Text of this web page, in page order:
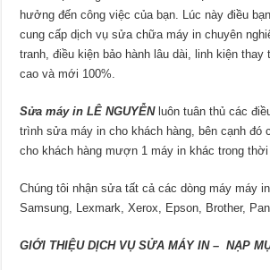
hưởng đến công việc của bạn. Lúc này điều
cung cấp dịch vụ sửa chữa máy in chuyên
tranh, điều kiện bảo hành lâu dài, linh kiện
cao và mới 100%.
Sửa máy in LÊ NGUYỄNluôn tuân thủ các
trình sửa máy in cho khách hàng, bên cạnh đó
cho khách hàng mượn 1 máy in khác trong
Chúng tôi nhận sửa tất cả các dòng máy máy
Samsung, Lexmark, Xerox, Epson, Brother,
GIỚI THIỆU DỊCH VỤ SỬA MÁY IN – NẠP